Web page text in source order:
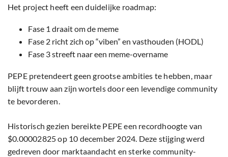
Het project heeft een duidelijke roadmap:
Fase 1 draait om de meme
Fase 2 richt zich op “viben” en vasthouden (HODL)
Fase 3 streeft naar een meme-overname
PEPE pretendeert geen grootse ambities te hebben, maar
blijft trouw aan zijn wortels door een levendige community
te bevorderen.
Historisch gezien bereikte PEPE een recordhoogte van
$0.00002825 op 10 december 2024. Deze stijging werd
gedreven door marktaandacht en sterke community-